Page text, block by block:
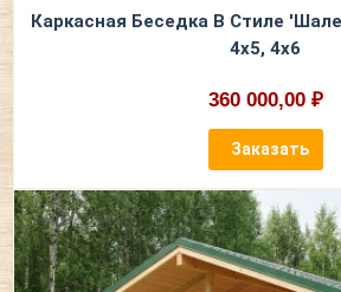
Каркасная Беседка В Стиле
4х5, 4х6
360 000,00 ₽
Заказать